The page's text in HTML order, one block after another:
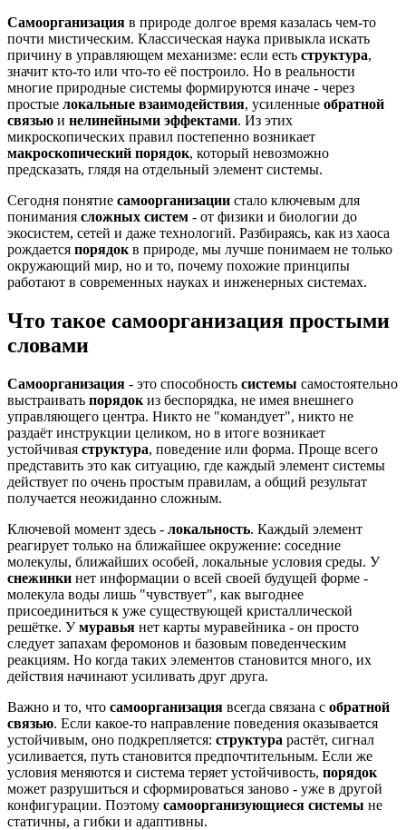
Самоорганизация в природе долгое время казалась чем-то
почти мистическим. Классическая наука привыкла искать
причину в управляющем механизме: если есть структура,
значит кто-то или что-то её построило. Но в реальности
многие природные системы формируются иначе - через
простые локальные взаимодействия, усиленные обратной
связью и нелинейными эффектами. Из этих
микроскопических правил постепенно возникает
макроскопический порядок, который невозможно
предсказать, глядя на отдельный элемент системы.
Сегодня понятие самоорганизации стало ключевым для
понимания сложных систем - от физики и биологии до
экосистем, сетей и даже технологий. Разбираясь, как из хаоса
рождается порядок в природе, мы лучше понимаем не только
окружающий мир, но и то, почему похожие принципы
работают в современных науках и инженерных системах.
Что такое самоорганизация простыми
словами
Самоорганизация - это способность системы самостоятельно
выстраивать порядок из беспорядка, не имея внешнего
управляющего центра. Никто не "командует", никто не
раздаёт инструкции целиком, но в итоге возникает
устойчивая структура, поведение или форма. Проще всего
представить это как ситуацию, где каждый элемент системы
действует по очень простым правилам, а общий результат
получается неожиданно сложным.
Ключевой момент здесь - локальность. Каждый элемент
реагирует только на ближайшее окружение: соседние
молекулы, ближайших особей, локальные условия среды. У
снежинки нет информации о всей своей будущей форме -
молекула воды лишь "чувствует", как выгоднее
присоединиться к уже существующей кристаллической
решётке. Умуравья нет карты муравейника - он просто
следует запахам феромонов и базовым поведенческим
реакциям. Но когда таких элементов становится много, их
действия начинают усиливать друг друга.
Важно и то, что самоорганизация всегда связана с обратной
связью. Если какое-то направление поведения оказывается
устойчивым, оно подкрепляется: структура растёт, сигнал
усиливается, путь становится предпочтительным. Если же
условия меняются и система теряет устойчивость, порядок
может разрушиться и сформироваться заново - уже в другой
конфигурации. Поэтому самоорганизующиеся системы не
статичны, а гибки и адаптивны.